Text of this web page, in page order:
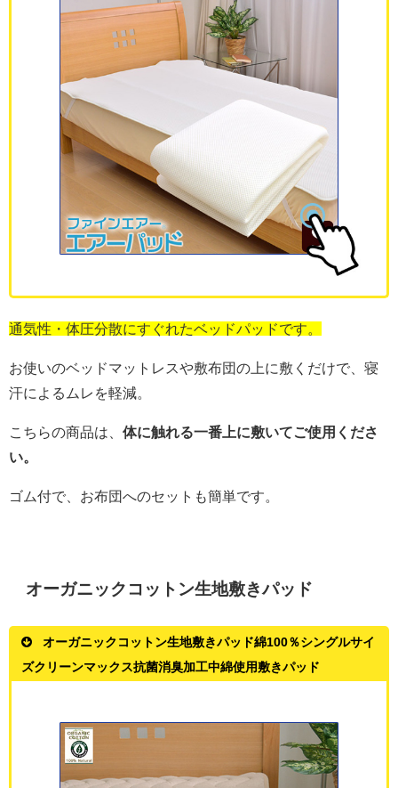
通気性・体圧分散にすぐれたベッドパッドです。
お使いのベッドマットレスや敷布団の上に敷くだけで、寝
汗によるムレを軽減。
こちらの商品は、 体に触れる一番上に敷いてご使用くださ
い。
ゴム付で、お布団へのセットも簡単です。
オーガニックコットン生地敷きパッド
オーガニックコットン生地敷きパッド綿100％シングルサイ
ズクリーンマックス抗菌消臭加工中綿使用敷きパッド